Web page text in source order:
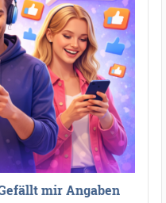
mir Angaben